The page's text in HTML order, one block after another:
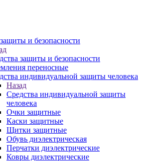
и безопасности
защиты и безопасности
переносные
индивидуальной защиты человека
Назад
Средства индивидуальной защиты
человека
Очки защитные
Каски защитные
Щитки защитные
Обувь диэлектрическая
Перчатки диэлектрические
Ковры диэлектрические